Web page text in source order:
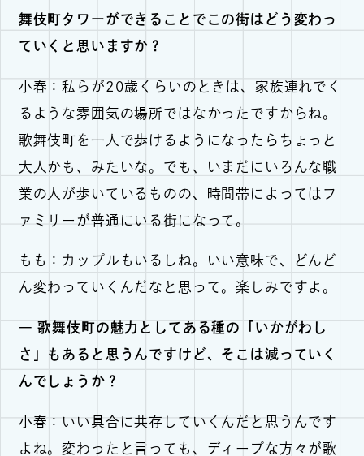
舞伎町タワーができることでこの街はどう変わっ
ていくと思いますか？
小春：私らが20歳くらいのときは、家族連れでく
るような雰囲気の場所ではなかったですからね。
歌舞伎町を一人で歩けるようになったらちょっと
大人かも、みたいな。でも、いまだにいろんな職
業の人が歩いているものの、時間帯によってはフ
ァミリーが普通にいる街になって。
もも：カップルもいるしね。いい意味で、どんど
ん変わっていくんだなと思って。楽しみですよ。
― 歌舞伎町の魅力としてある種の「いかがわし
さ」もあると思うんですけど、そこは減っていく
んでしょうか？
小春：いい具合に共存していくんだと思うんです
よね。変わったと言っても、ディープな方々が歌